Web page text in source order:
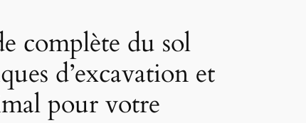
complète du sol
d’excavation et
pour votre